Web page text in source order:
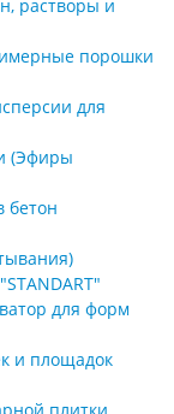
растворы и
порошки
для
(Эфиры
бетон
для форм
и площадок